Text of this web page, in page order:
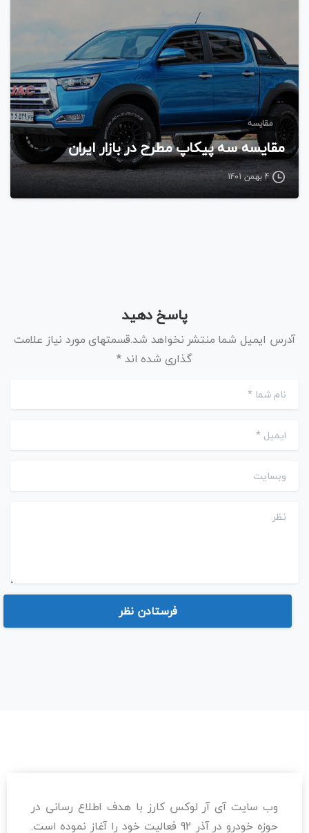
مقایسه
مقایسه سه پیکاپ مطرح در بازار ایران
4 بهمن 1401
پاسخ دهید
آدرس ایمیل شما منتشر نخواهد شد.قسمتهای مورد نیاز علامت
گذاری شده اند *
نام شما*
ایمیل *
وبسایت
نظر
وب سایت آی آر لوکس کارز با هدف اطلاع رسانی در
حوزه خودرو در آذر 92 فعالیت خود را آغاز نموده است.